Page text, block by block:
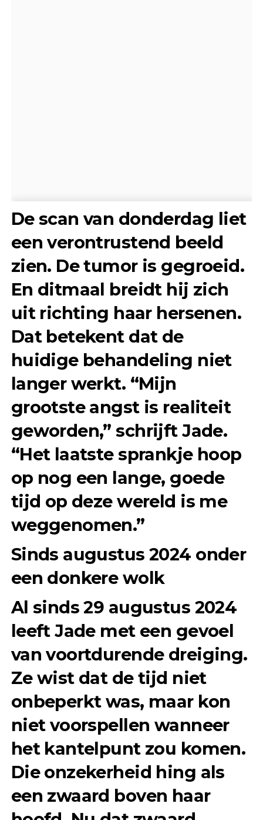
De scan van donderdag liet
een verontrustend beeld
zien. De tumor is gegroeid.
En ditmaal breidt hij zich
uit richting haar hersenen.
Dat betekent dat de
huidige behandeling niet
langer werkt. “Mijn
grootste angst is realiteit
geworden,” schrijft Jade.
“Het laatste sprankje hoop
op nog een lange, goede
tijd op deze wereld is me
weggenomen.”
Sinds augustus 2024 onder
een donkere wolk
Al sinds 29 augustus 2024
leeft Jade met een gevoel
van voortdurende dreiging.
Ze wist dat de tijd niet
onbeperkt was, maar kon
niet voorspellen wanneer
het kantelpunt zou komen.
Die onzekerheid hing als
een zwaard boven haar